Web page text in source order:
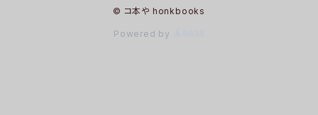
© コ本や honkbooks
Powered by